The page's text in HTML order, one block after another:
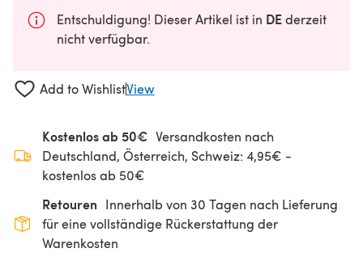
Entschuldigung! Dieser Artikel ist in DEderzeit
nicht verfügbar.
Add to WishlistView
Kostenlos ab 50€ Versandkosten nach
Deutschland, Österreich, Schweiz: 4,95€ -
kostenlos ab 50€
Retouren Innerhalb von 30 Tagen nach Lieferung
für eine vollständige Rückerstattung der
Warenkosten